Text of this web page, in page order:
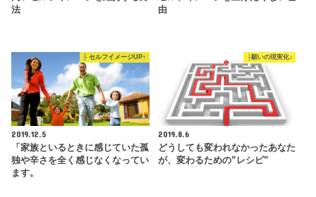
法
由
├ セルフイメージUP↑
2019.12.5
「家族といるときに感じていた孤
独や辛さを全く感じなくなってい
ます。
├願いの現実化♪
2019.8.6
どうしても変われなかったあなた
が、変わるための”レシピ”